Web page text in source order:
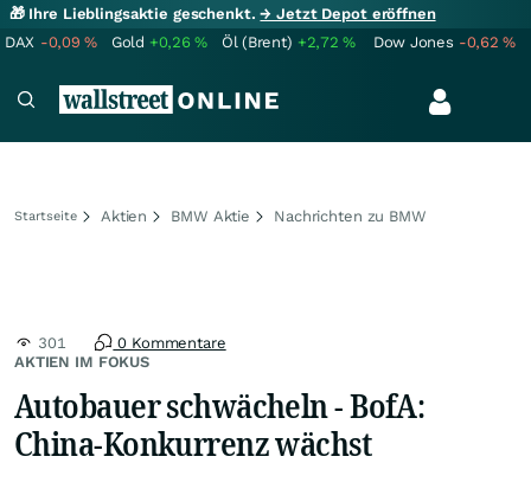
🎁 Ihre Lieblingsaktie geschenkt.→ Jetzt Depot eröffnen
DAX -0,09% Gold +0,26% Öl (Brent) +2,72% Dow Jones -0,62%
Startseite Aktien BMW Aktie Nachrichten zu BMW
AKTIEN IM FOKUS
301 0 Kommentare
Autobauer schwächeln - BofA:
China-Konkurrenz wächst